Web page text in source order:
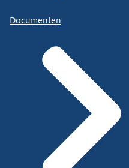
Documenten